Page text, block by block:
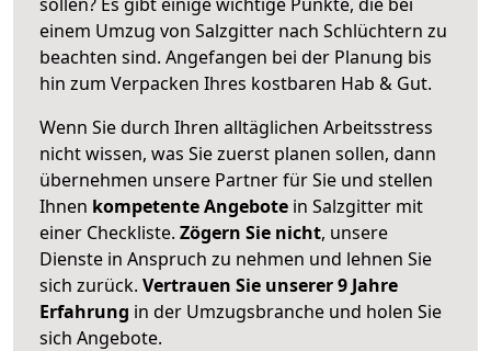
einem Umzug von Salzgitter nach Schlüchtern zu
beachten sind. Angefangen bei der Planung bis
hin zum Verpacken Ihres kostbaren Hab & Gut.
Wenn Sie durch Ihren alltäglichen Arbeitsstress
nicht wissen, was Sie zuerst planen sollen, dann
übernehmen unsere Partner für Sie und stellen
Ihnen kompetente Angebote in Salzgitter mit
einer Checkliste. Zögern Sie nicht, unsere
Dienste in Anspruch zu nehmen und lehnen Sie
sich zurück. Vertrauen Sie unserer 9 Jahre
Erfahrung in der Umzugsbranche und holen Sie
sich Angebote.